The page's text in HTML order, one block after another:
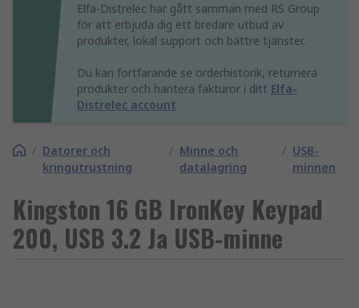
Elfa-Distrelec har gått samman med RS Group
för att erbjuda dig ett bredare utbud av
produkter, lokal support och bättre tjänster.
Du kan fortfarande se orderhistorik, returnera
produkter och hantera fakturor i ditt Elfa-
Distrelec account
/ Datorer och
kringutrustning
/ Minne och
datalagring
/ USB-
minnen
Kingston 16 GB IronKey Keypad
200, USB 3.2 Ja USB-minne